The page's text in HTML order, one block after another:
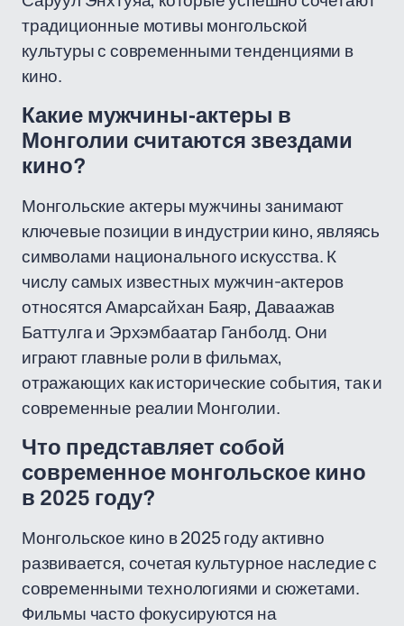
традиционные мотивы монгольской
культуры с современными тенденциями в
кино.
Какие мужчины-актеры в
Монголии считаются звездами
кино?
Монгольские актеры мужчины занимают
ключевые позиции в индустрии кино, являясь
символами национального искусства. К
числу самых известных мужчин-актеров
относятся Амарсайхан Баяр, Даваажав
Баттулга и Эрхэмбаатар Ганболд. Они
играют главные роли в фильмах,
отражающих как исторические события, так и
современные реалии Монголии.
Что представляет собой
современное монгольское кино
в 2025 году?
Монгольское кино в 2025 году активно
развивается, сочетая культурное наследие с
современными технологиями и сюжетами.
Фильмы часто фокусируются на